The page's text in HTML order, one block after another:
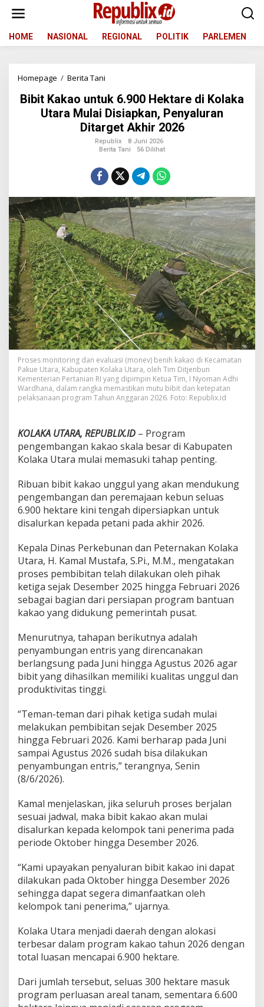
t
HOME NASIONAL REGIONAL POLITIK PARLEMEN
Homepage / Berita Tani
b
i
t
K
a
k
o
u
n
u
k
6
.
9
0
0
H
e
k
t
a
r
d
i
K
o
k
a
U
t
r
M
u
l
i
D
i
s
i
a
p
k
n
,
P
e
n
y
l
u
r
a
n
D
a
r
g
e
t
k
h
i
r
2
2
6
Bibit Kakao untuk 6.900 Hektare di Kolaka
Utara Mulai Disiapkan, Penyaluran
Ditarget Akhir 2026
Republix
8 Juni 2026
Berita Tani
56 Dilihat
Proses monitoring dan evaluasi (monev) benih kakao di Kecamatan
Pakue Utara, Kabupaten Kolaka Utara, oleh Tim Ditjenbun
Kementerian Pertanian RI yang dipimpin Ketua Tim, I Nyoman Adhi
Wardhana, dalam rangka memastikan mutu bibit dan ketepatan
pelaksanaan program Tahun Anggaran 2026. Foto: Republix.id
KOLAKA UTARA, REPUBLIX.ID – Program
pengembangan kakao skala besar di Kabupaten
Kolaka Utara mulai memasuki tahap penting.
Ribuan bibit kakao unggul yang akan mendukung
pengembangan dan peremajaan kebun seluas
6.900 hektare kini tengah dipersiapkan untuk
disalurkan kepada petani pada akhir 2026.
Kepala Dinas Perkebunan dan Peternakan Kolaka
Utara, H. Kamal Mustafa, S.Pi., M.M., mengatakan
proses pembibitan telah dilakukan oleh pihak
ketiga sejak Desember 2025 hingga Februari 2026
sebagai bagian dari persiapan program bantuan
kakao yang didukung pemerintah pusat.
Menurutnya, tahapan berikutnya adalah
penyambungan entris yang direncanakan
berlangsung pada Juni hingga Agustus 2026 agar
bibit yang dihasilkan memiliki kualitas unggul dan
produktivitas tinggi.
“Teman-teman dari pihak ketiga sudah mulai
melakukan pembibitan sejak Desember 2025
hingga Februari 2026. Kami berharap pada Juni
sampai Agustus 2026 sudah bisa dilakukan
penyambungan entris,” terangnya, Senin
(8/6/2026).
Kamal menjelaskan, jika seluruh proses berjalan
sesuai jadwal, maka bibit kakao akan mulai
disalurkan kepada kelompok tani penerima pada
periode Oktober hingga Desember 2026.
“Kami upayakan penyaluran bibit kakao ini dapat
dilakukan pada Oktober hingga Desember 2026
sehingga dapat segera dimanfaatkan oleh
kelompok tani penerima,” ujarnya.
Kolaka Utara menjadi daerah dengan alokasi
terbesar dalam program kakao tahun 2026 dengan
total luasan mencapai 6.900 hektare.
Dari jumlah tersebut, seluas 300 hektare masuk
program perluasan areal tanam, sementara 6.600